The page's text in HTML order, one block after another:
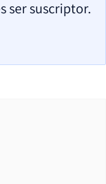
ser suscriptor.